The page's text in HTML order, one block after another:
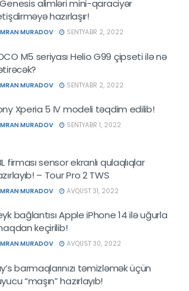
alimləri mini-qaraciyər
hazırlaşır!
MURADOV SENTYABR 2, 2022
M5 seriyası Helio G99 çipseti ilə nə
MURADOV SENTYABR 2, 2022
Xperia 5 IV modeli təqdim edilib!
MURADOV SENTYABR 1, 2022
firması sensor ekranlı qulaqlıqlar
– Tour Pro 2 TWS
MURADOV AVQUST 31, 2022
bağlantısı Apple iPhone 14 ilə uğurla
keçirilib!
MURADOV AVQUST 30, 2022
barmaqlarınızı təmizləmək üçün
“maşın” hazırlayıb!